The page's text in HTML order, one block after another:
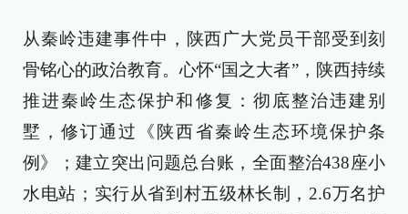
从秦岭违建事件中，陕西广大党员干部受到刻
骨铭心的政治教育。心怀“国之大者”，陕西持续
推进秦岭生态保护和修复：彻底整治违建别
墅，修订通过《陕西省秦岭生态环境保护条
例》；建立突出问题总台账，全面整治438座小
水电站；实行从省到村五级林长制，2.6万名护